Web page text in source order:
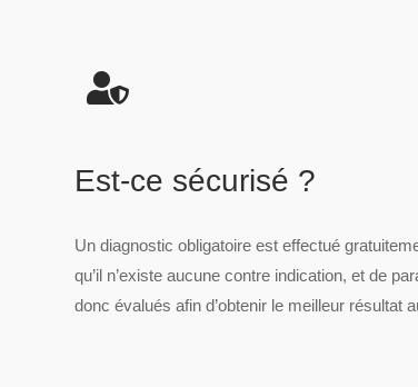
Est-ce sécurisé ?
Un diagnostic obligatoire est effectué
qu’il n’existe aucune contre indication, et de
donc évalués afin d’obtenir le meilleur résultat